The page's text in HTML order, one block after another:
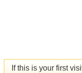
If this is your first